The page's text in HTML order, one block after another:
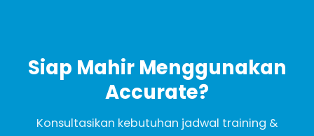
Siap Mahir Menggunakan
Accurate?
Konsultasikan kebutuhan jadwal training &